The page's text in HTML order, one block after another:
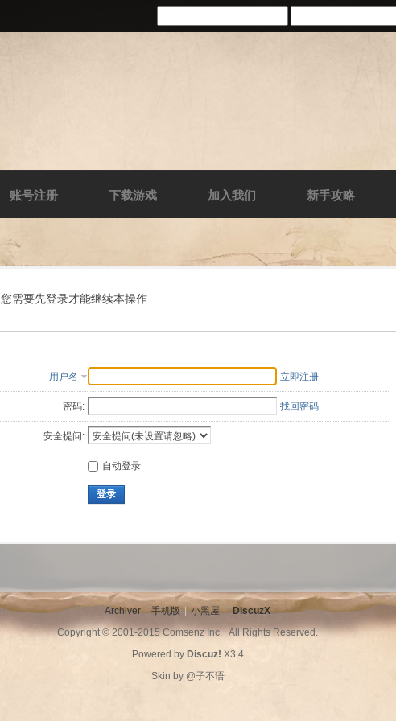
账号注册 下载游戏 加入我们 新手攻略
您需要先登录才能继续本操作
用户名 立即注册
密码: 找回密码
安全提问:
自动登录
登录
Archiver | 手机版 | 小黑屋 | DiscuzX
Copyright © 2001-2015Comsenz Inc.All Rights Reserved.
Powered by Discuz! X3.4
Skin by @子不语